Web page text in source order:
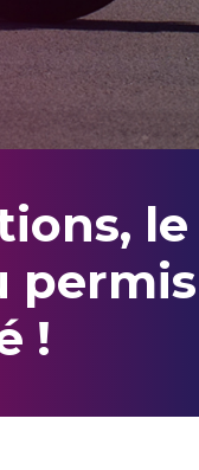
le
permis
!